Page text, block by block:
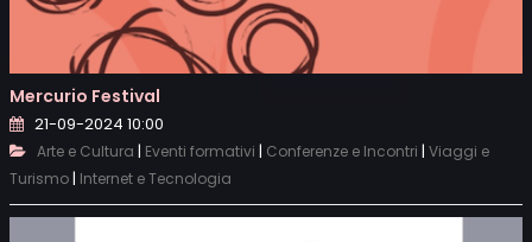
Mercurio Festival
21-09-2024 10:00
Arte e Cultura | Eventi formativi | Conferenze e Incontri | Viaggi e
Turismo | Internet e Tecnologia